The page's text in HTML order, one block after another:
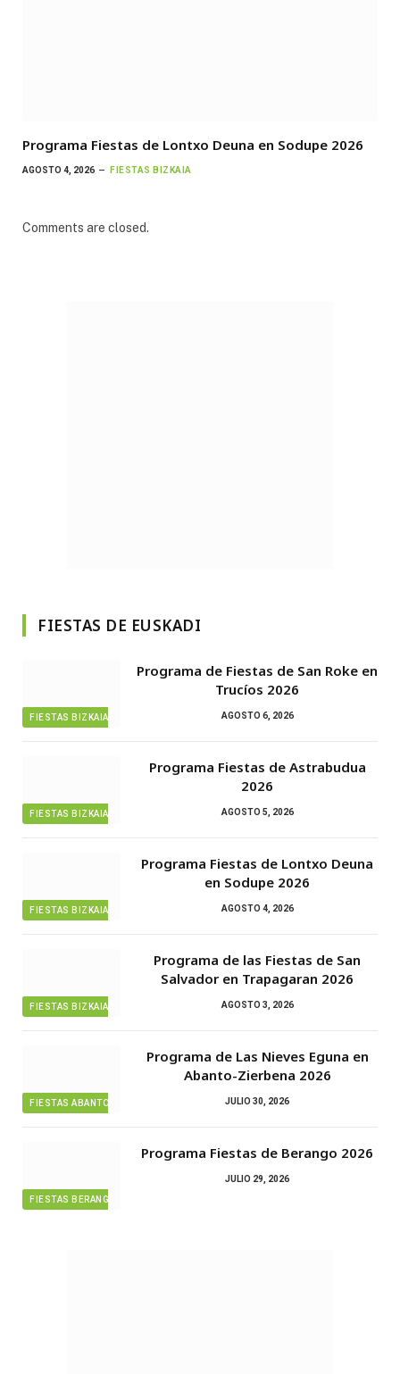
Programa Fiestas de Lontxo Deuna en Sodupe 2026
AGOSTO 4, 2026 FIESTAS BIZKAIA
Comments are closed.
FIESTAS DE EUSKADI
FIESTAS BIZKAIA
Programa de Fiestas de San Roke en
Trucíos 2026
AGOSTO 6, 2026
FIESTAS BIZKAIA
Programa Fiestas de Astrabudua
2026
AGOSTO 5, 2026
FIESTAS BIZKAIA
Programa Fiestas de Lontxo Deuna
en Sodupe 2026
AGOSTO 4, 2026
FIESTAS BIZKAIA
Programa de las Fiestas de San
Salvador en Trapagaran 2026
AGOSTO 3, 2026
FIESTAS ABANTO ZIERBENA
Programa de Las Nieves Eguna en
Abanto-Zierbena 2026
JULIO 30, 2026
FIESTAS BERANGO
Programa Fiestas de Berango 2026
JULIO 29, 2026